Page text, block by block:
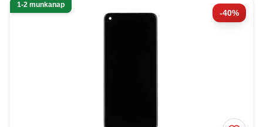
-40%
1-2 munkanap